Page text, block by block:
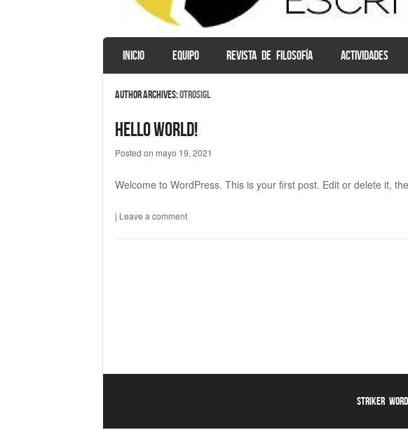
Menu
SKIP TO CONTENT
INICIO EQUIPO REVISTA DE FILOSOFÍA ACTIVIDADES
Author Archives:otrosigl
Hello world!
Posted on mayo 19, 2021
Welcome to WordPress. This is your first post. Edit or delete it,
| Leave a comment
Striker